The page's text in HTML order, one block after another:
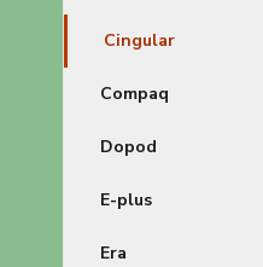
Cingular
Compaq
Dopod
E-plus
Era